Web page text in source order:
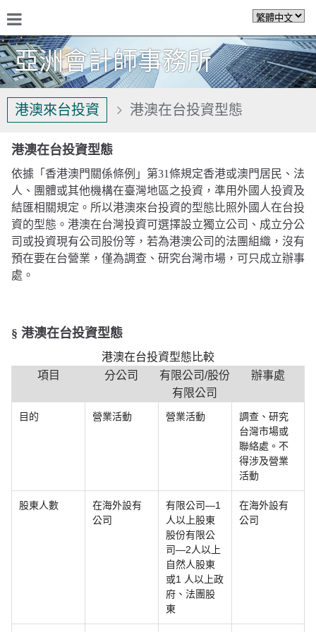
亞洲會計師事務所
關於我們
港澳來台投資 港澳在台投資型態
港澳在台投資型態
依據「香港澳門關係條例」第31條規定香港或澳門居民、法
人、團體或其他機構在臺灣地區之投資，準用外國人投資及
結匯相關規定。所以港澳來台投資的型態比照外國人在台投
資的型態。港澳在台灣投資可選擇設立獨立公司、成立分公
司或投資現有公司股份等，若為港澳公司的法團組織，沒有
預在要在台營業，僅為調查、研究台灣市場，可只成立辦事
處。
§ 港澳在台投資型態
港澳在台投資型態比較
項目
分公司
有限公司/股份
有限公司
辦事處
目的 營業活動 營業活動
調查、研究
台灣市場或
聯絡處。不
得涉及營業
活動
股東人數
在海外設有
公司
有限公司—1
人以上股東
股份有限公
司—2人以上
自然人股東
或1 人以上政
府、法團股
東
在海外設有
公司